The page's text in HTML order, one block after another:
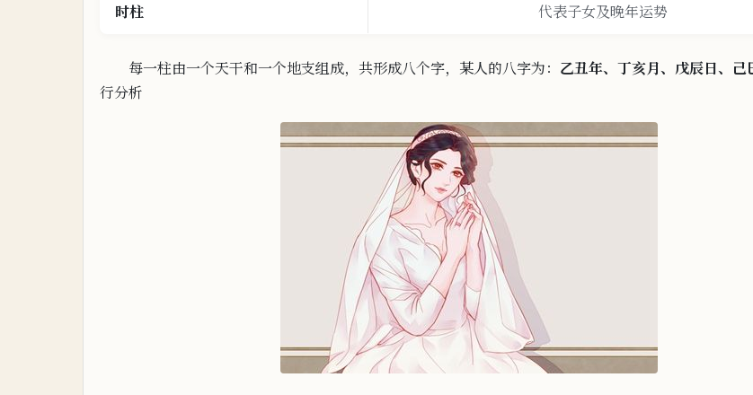
时柱 代表子女及晚年运势
每一柱由一个天干和一个地支组成，共形成八个字，某人的八字为： 乙丑年、丁亥月、戊辰日、己
行分析